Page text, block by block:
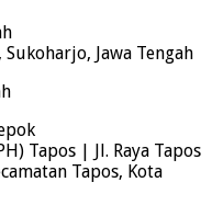
Jawa Tengah
Tapos | Jl. Raya Tapos
Tapos, Kota